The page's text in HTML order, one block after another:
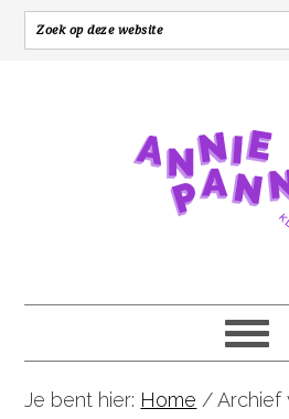
Je bent hier: Home /Archief